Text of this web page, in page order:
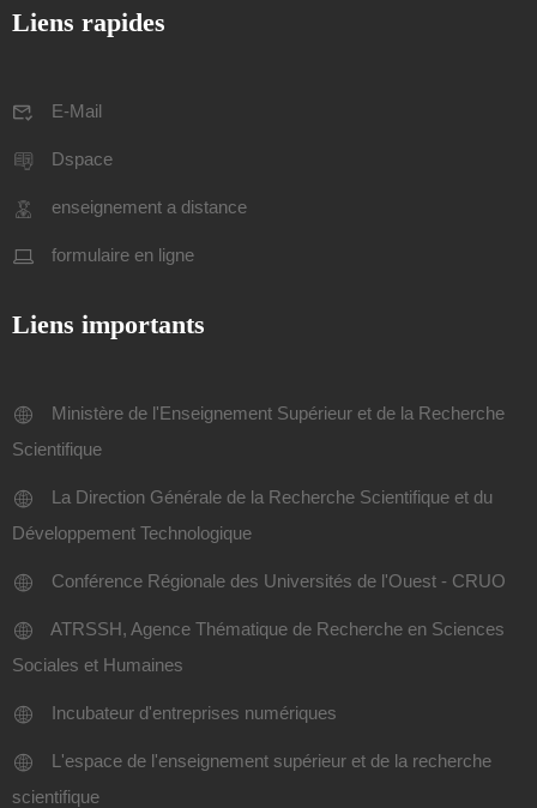
Liens rapides
E-Mail
Dspace
enseignement a distance
formulaire en ligne
Liens importants
Ministère de l'Enseignement Supérieur et de la Recherche
Scientifique
La Direction Générale de la Recherche Scientifique et du
Développement Technologique
Conférence Régionale des Universités de l'Ouest - CRUO
ATRSSH, Agence Thématique de Recherche en Sciences
Sociales et Humaines
Incubateur d'entreprises numériques
L'espace de l'enseignement supérieur et de la recherche
scientifique